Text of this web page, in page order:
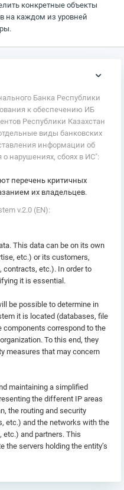
конкретные объекты
на каждом из уровней
Банка Республики
к обеспечению ИБ
Республики Казахстан
виды банковских
информации об
нарушениях, сбоях в ИС":
перечень критичных
их владельцев.
v.2.0 (EN):
This data can be on its own
etc.) or its customers,
contracts, etc.). In order to
it is essential.
be possible to determine in
it is located (databases, file
correspond to the
To this end, they
measures that may concern
maintaining a simplified
the different IP areas
the routing and security
etc.) and the networks with the
etc.) and partners. This
the servers holding the entity’s